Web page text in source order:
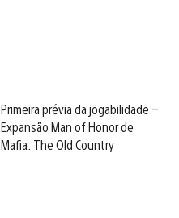
Primeira prévia da jogabilidade –
Expansão Man of Honor de
Mafia: The Old Country